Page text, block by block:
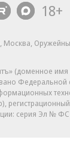
18+
(доменное имя
Федеральной
серия Эл №